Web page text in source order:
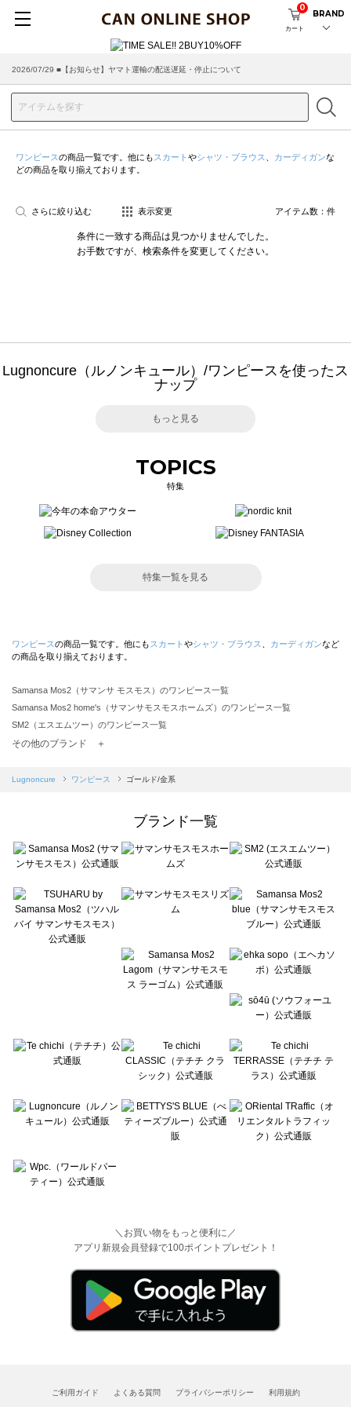
カート
0
BRAND
2026/07/29 ■【お知らせ】ヤマト運輸の配送遅延・停止について
2026/03/18 ■店舗受け取りサービスのご案内
ワンピースの商品一覧です。他にも スカート やシャツ・ブラウス カーディガンな
どの商品を取り揃えております。
さらに絞り込む 表示変更 アイテム数： 件
条件に一致する商品は見つかりませんでした。
お手数ですが、検索条件を変更してください。
Lugnoncure（ルノンキュール）/ワンピースを使ったス
ナップ
もっと見る
TOPICS
特集
特集一覧を見る
ワンピースの商品一覧です。他にも スカート やシャツ・ブラウス カーディガンなど
の商品を取り揃えております。
Samansa Mos2（サマンサ モスモス）のワンピース一覧
Samansa Mos2 home's（サマンサモスモスホームズ）のワンピース一覧
SM2（エスエムツー）のワンピース一覧
TSUHARU by Samansa Mos2（ツハルバイサマンサモスモス）のワンピース一覧
Samansa Mos2 blue（サマンサモスモス ブルー）のワンピース一覧
sō4ū（ソウフォーユー）のワンピース一覧
Te chichi（テチチ）のワンピース一覧
Te chichi CLASSIC（テチチ クラシック）のワンピース一覧
Lugnoncure（ルノンキュール）のワンピース一覧
BETTY'S BLUE（べティーズブルー）のワンピース一覧
Wpc.（ワールドパーティー）のワンピース一覧
その他のブランド ＋
Lugnoncure ワンピース ゴールド/金系
ブランド一覧
＼お買い物をもっと便利に／
アプリ新規会員登録で100ポイントプレゼント！
ご利用ガイド よくある質問 プライバシーポリシー 利用規約